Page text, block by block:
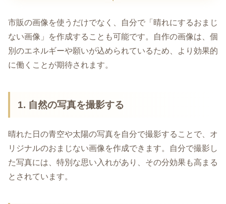
市販の画像を使うだけでなく、自分で「晴れにするおまじ
ない画像」を作成することも可能です。自作の画像は、個
別のエネルギーや願いが込められているため、より効果的
に働くことが期待されます。
1. 自然の写真を撮影する
晴れた日の青空や太陽の写真を自分で撮影することで、オ
リジナルのおまじない画像を作成できます。自分で撮影し
た写真には、特別な思い入れがあり、その分効果も高まる
とされています。